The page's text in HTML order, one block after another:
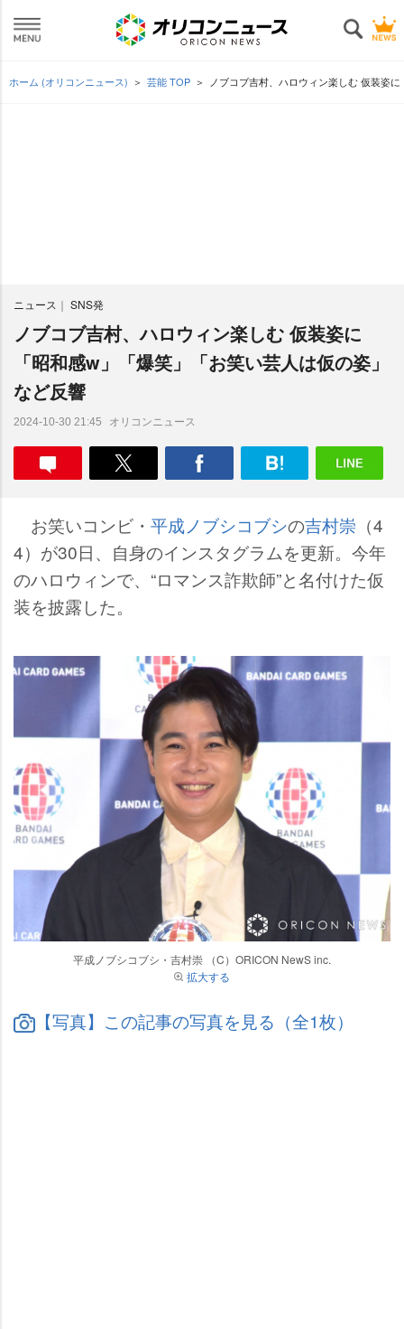
ホーム (オリコンニュース) 芸能 TOP ノブコブ吉村、ハロウィン楽しむ 仮装姿
ニュース SNS発
ノブコブ吉村、ハロウィン楽しむ 仮装姿に
「昭和感w」「爆笑」「お笑い芸人は仮の姿」
など反響
2024-10-30 21:45 オリコンニュース
お笑いコンビ・ 平成ノブシコブシの吉村崇 （4
4）が30日、自身のインスタグラムを更新。今年
のハロウィンで、“ロマンス詐欺師”と名付けた仮
装を披露した。
平成ノブシコブシ・吉村崇 （C）ORICON NewS inc.
拡大する
【写真】この記事の写真を見る（全1枚）